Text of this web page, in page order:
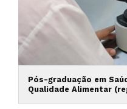
Pós-graduação em
Qualidade Alimentar